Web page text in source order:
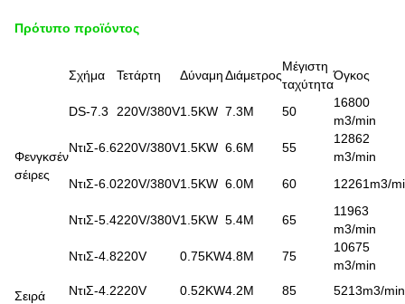
Πρότυπο προϊόντος
Σχήμα Τετάρτη ΔύναμηΔιάμετρος
Μέγιστη
ταχύτητα
Όγκος
Φενγκσέν
σέιρες
DS-7.3 220V/380V1.5KW 7.3M 50
16800
m3/min
ΝτιΣ-6.6220V/380V1.5KW 6.6M 55
12862
m3/min
ΝτιΣ-6.0220V/380V1.5KW 6.0M 60 12261m3/
ΝτιΣ-5.4220V/380V1.5KW 5.4M 65
11963
m3/min
Σειρά
ΝτιΣ-4.8220V 0.75KW4.8M 75
10675
m3/min
ΝτιΣ-4.2220V 0.52KW4.2M 85 5213m3/min